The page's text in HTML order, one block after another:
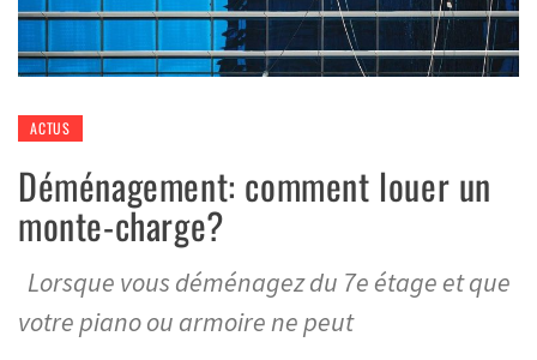
ACTUS
Déménagement: comment louer un
monte-charge?
Lorsque vous déménagez du 7e étage et que
votre piano ou armoire ne peut